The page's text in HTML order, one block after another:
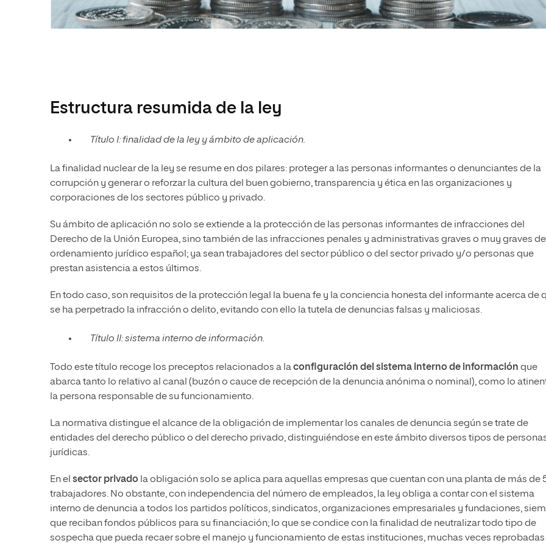
Estructura resumida de la ley
Título I: finalidad de la ley y ámbito de aplicación.
La finalidad nuclear de la ley se resume en dos pilares: proteger a las personas informantes o denunciantes de la
corrupción y generar o reforzar la cultura del buen gobierno, transparencia y ética en las organizaciones y
corporaciones de los sectores público y privado.
Su ámbito de aplicación no solo se extiende a la protección de las personas informantes de infracciones del
Derecho de la Unión Europea, sino también de las infracciones penales y administrativas graves o muy graves
ordenamiento jurídico español; ya sean trabajadores del sector público o del sector privado y/o personas que
prestan asistencia a estos últimos.
En todo caso, son requisitos de la protección legal la buena fe y la conciencia honesta del informante acerca de
se ha perpetrado la infracción o delito, evitando con ello la tutela de denuncias falsas y maliciosas.
Título II: sistema interno de información.
Todo este título recoge los preceptos relacionados a laconfiguración del sistema interno de información que
abarca tanto lo relativo al canal (buzón o cauce de recepción de la denuncia anónima o nominal), como lo
la persona responsable de su funcionamiento.
La normativa distingue el alcance de la obligación de implementar los canales de denuncia según se trate de
entidades del derecho público o del derecho privado, distinguiéndose en este ámbito diversos tipos de
jurídicas.
En el sector privado la obligación solo se aplica para aquellas empresas que cuentan con una planta de más de
trabajadores. No obstante, con independencia del número de empleados, la ley obliga a contar con el sistema
interno de denuncia a todos los partidos políticos, sindicatos, organizaciones empresariales y fundaciones,
que reciban fondos públicos para su financiación; lo que se condice con la finalidad de neutralizar todo tipo de
sospecha que pueda recaer sobre el manejo y funcionamiento de estas instituciones, muchas veces